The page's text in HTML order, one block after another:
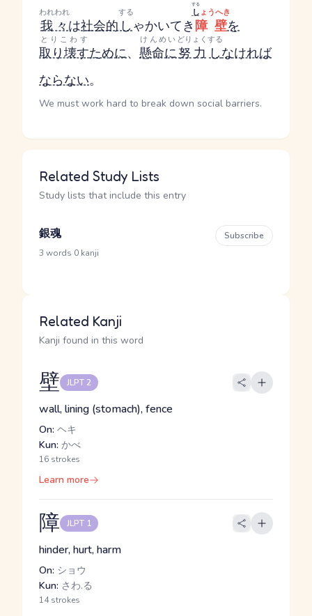
我々
われわれ
は社会的し
する
ゃかいてき 障壁
し
する
ょうへき
を
取り壊す
とりこわす
ために、 懸命に
けんめい
努力
どりょく
し
する
なければ
ならない。
We must work hard to break down social barriers.
Related Study Lists
Study lists that include this entry
銀魂
3 words 0 kanji
Subscribe
Related Kanji
Kanji found in this word
壁 JLPT 2
wall, lining (stomach), fence
On: ヘキ
Kun: かべ
16 strokes
Learn more
障 JLPT 1
hinder, hurt, harm
On: ショウ
Kun: さわ.る
14 strokes